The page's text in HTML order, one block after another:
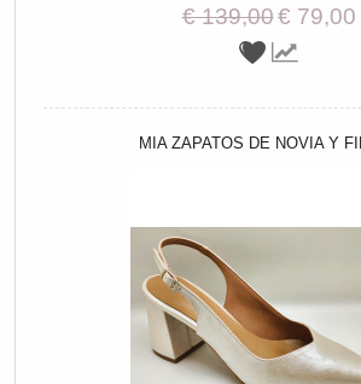
€ 139,00€ 79,00
MIA ZAPATOS DE NOVIA Y